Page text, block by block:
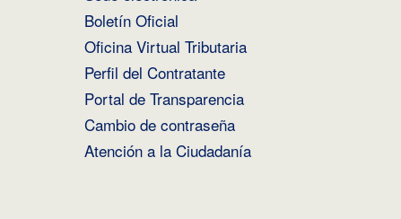
Boletín Oficial
Oficina Virtual Tributaria
Perfil del Contratante
Portal de Transparencia
Cambio de contraseña
Atención a la Ciudadanía